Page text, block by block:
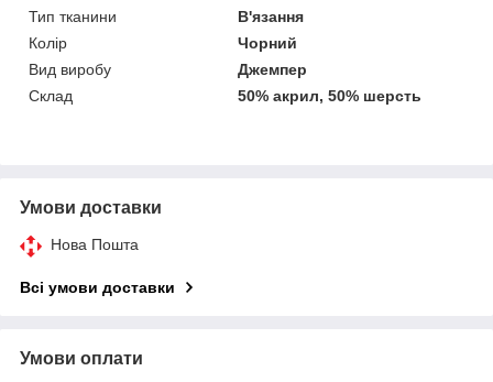
Тип тканини
В'язання
Колір
Чорний
Вид виробу
Джемпер
Склад
50% акрил, 50% шерсть
Умови доставки
Нова Пошта
Всі умови доставки
Умови оплати